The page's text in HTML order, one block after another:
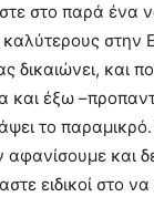
στο παρά ένα
στην
δικαιώνει, και
και έξω
το
αφανίσουμε και
ειδικοί στο